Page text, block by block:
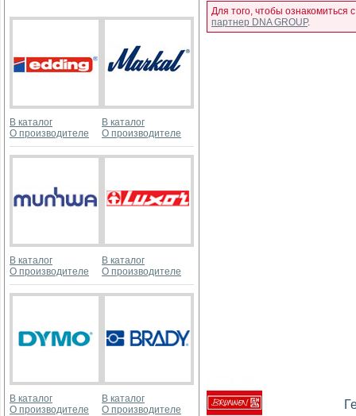
В каталог
О производителе
В каталог
О производителе
В каталог
О производителе
В каталог
О производителе
В каталог
О производителе
В каталог
О производителе
Для того, чтобы
партнер DNA GROUP.